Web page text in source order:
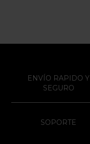
ENVÍO RAPIDO Y
SEGURO
SOPORTE